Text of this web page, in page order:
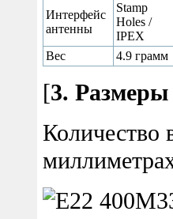
Интерфейс
антенны
Stamp
Holes /
IPEX
Вес
4.9 грамм
[3. Размеры
Количество